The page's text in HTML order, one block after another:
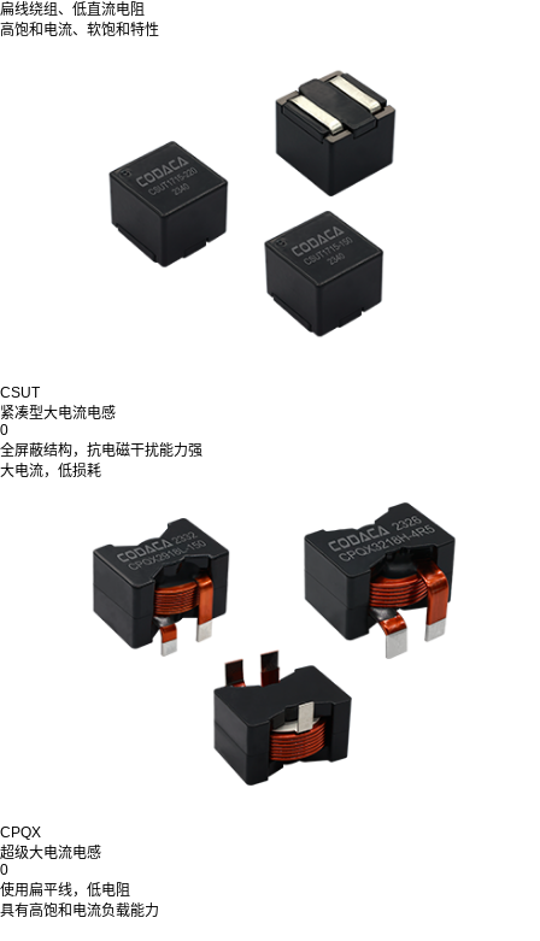
扁线绕组、低直流电阻
高饱和电流、软饱和特性
CSUT
紧凑型大电流电感
0
全屏蔽结构，抗电磁干扰能力强
大电流，低损耗
CPQX
超级大电流电感
0
使用扁平线，低电阻
具有高饱和电流负载能力